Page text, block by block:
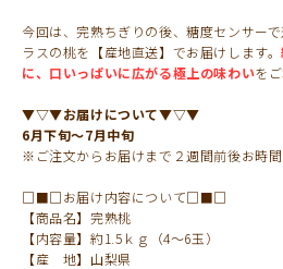
今回は、完熟ちぎりの後、糖度センサー
ラスの桃を【産地直送】でお届けします。
に、口いっぱいに広がる極上の味わいを
▼▽▼お届けについて▼▽▼
6月下旬～7月中旬
※ご注文からお届けまで２週間前後お時間
□■□お届け内容について□■□
【商品名】完熟桃
【内容量】約1.5ｋｇ（4～6玉）
【産 地】山梨県